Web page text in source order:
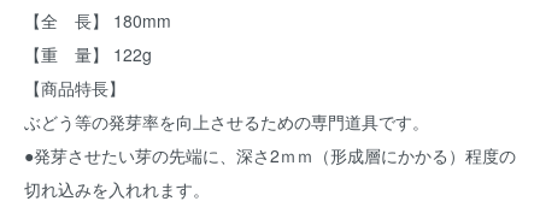
【全 長】 180mm
【重 量】 122g
【商品特長】
ぶどう等の発芽率を向上させるための専門道具です。
●発芽させたい芽の先端に、深さ2ｍｍ（形成層にかかる）程度の
切れ込みを入れれます。